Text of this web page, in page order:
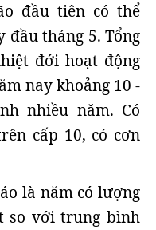
đầu tiên có thể
đầu tháng 5. Tổng
đới hoạt động
nay khoảng 10 -
nhiều năm. Có
cấp 10, có cơn
là năm có lượng
so với trung bình